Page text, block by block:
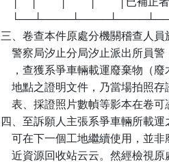
三、卷查本件原處分機關稽查人員
警察局汐止分局汐止派出所員
，查獲系爭車輛載運廢棄物（
地點之證明文件，乃當場拍照
表、採證照片數幀等影本在卷
四、至訴願人主張系爭車輛所載
可在下一個工地繼續使用，並
近資源回收站云云。然經檢視